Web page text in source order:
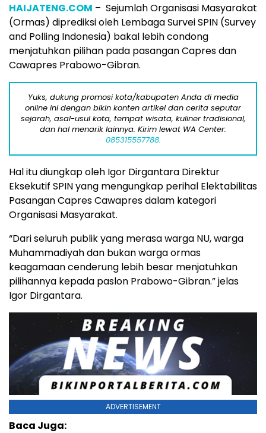
HAIJATENG.COM – Sejumlah Organisasi Masyarakat
(Ormas) diprediksi oleh Lembaga Survei SPIN (Survey
and Polling Indonesia) bakal lebih condong
menjatuhkan pilihan pada pasangan Capres dan
Cawapres Prabowo-Gibran.
Yuks, dukung promosi kota/kabupaten Anda di media
online ini dengan bikin konten artikel dan cerita seputar
sejarah, asal-usul kota, tempat wisata, kuliner tradisional,
dan hal menarik lainnya. Kirim lewat WA Center:
085315557788.
Hal itu diungkap oleh Igor Dirgantara Direktur
Eksekutif SPIN yang mengungkap perihal Elektabilitas
Pasangan Capres Cawapres dalam kategori
Organisasi Masyarakat.
“Dari seluruh publik yang merasa warga NU, warga
Muhammadiyah dan bukan warga ormas
keagamaan cenderung lebih besar menjatuhkan
pilihannya kepada paslon Prabowo-Gibran.” jelas
Igor Dirgantara.
ADVERTISEMENT
Baca Juga: